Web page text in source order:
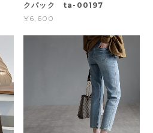
クパック ta-00197
¥6,600